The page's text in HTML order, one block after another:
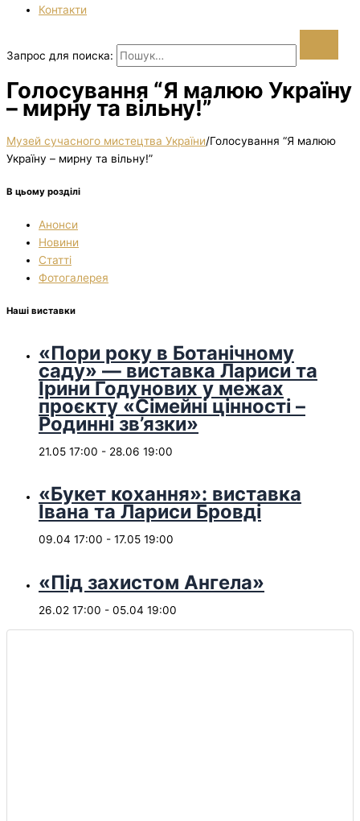
Контакти
Запрос для поиска:
Голосування “Я малюю Україну
– мирну та вільну!”
Музей сучасного мистецтва України/Голосування “Я малюю
Україну – мирну та вільну!”
В цьому розділі
Анонси
Новини
Статті
Фотогалерея
Наші виставки
«Пори року в Ботанічному
саду» — виставка Лариси та
Ірини Годунових у межах
проєкту «Сімейні цінності –
Родинні зв’язки»
21.05 17:00 - 28.06 19:00
«Букет кохання»: виставка
Івана та Лариси Бровді
09.04 17:00 - 17.05 19:00
«Під захистом Ангела»
26.02 17:00 - 05.04 19:00